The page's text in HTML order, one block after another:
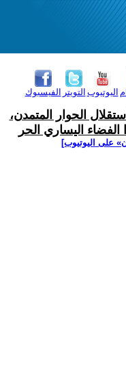
الفيسبوك التويتر اليوتيوب
الحوار المتمدن،
اليساري الحر
على اليوتيوب]